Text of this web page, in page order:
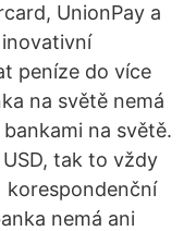
UnionPay a
peníze do více
na světě nemá
na světě.
tak to vždy
korespondenční
nemá ani